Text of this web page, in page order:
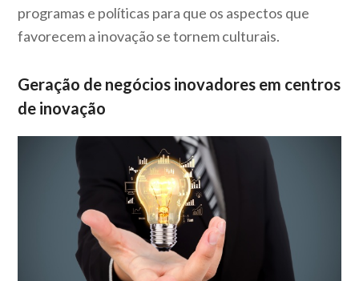
programas e políticas para que os aspectos que
favorecem a inovação se tornem culturais.
Geração de negócios inovadores em centros
de inovação